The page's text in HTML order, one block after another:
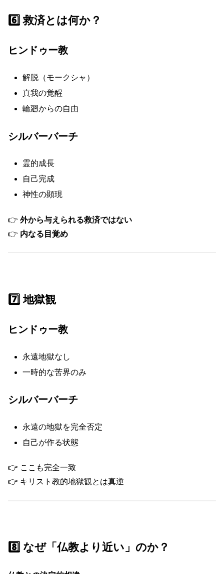
6️⃣ 救済とは何か？
ヒンドゥー教
解脱（モークシャ）
真我の覚醒
輪廻からの自由
シルバーバーチ
霊的成長
自己完成
神性の顕現
👉 外から与えられる救済ではない
👉 内なる目覚め
7️⃣ 地獄観
ヒンドゥー教
永遠地獄なし
一時的な苦界のみ
シルバーバーチ
永遠の地獄を完全否定
自己が作る状態
👉 ここも完全一致
👉 キリスト教的地獄観とは真逆
8️⃣ なぜ「仏教より近い」のか？